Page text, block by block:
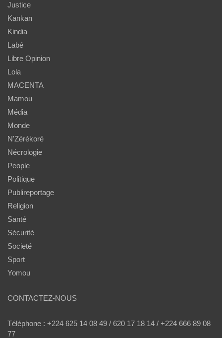
Justice
Kankan
Kindia
Labé
Libre Opinion
Lola
MACENTA
Mamou
Média
Monde
N'Zérékoré
Nécrologie
People
Politique
Publireportage
Religion
Santé
Sécurité
Societé
Sport
Yomou
CONTACTEZ-NOUS
Téléphone : +224 625 14 08 49 / 620 17 18 14 / +224 666 89 08
77